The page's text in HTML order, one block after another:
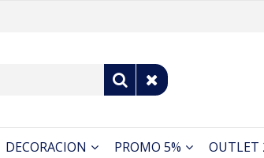
DECORACION PROMO 5% OUTLET